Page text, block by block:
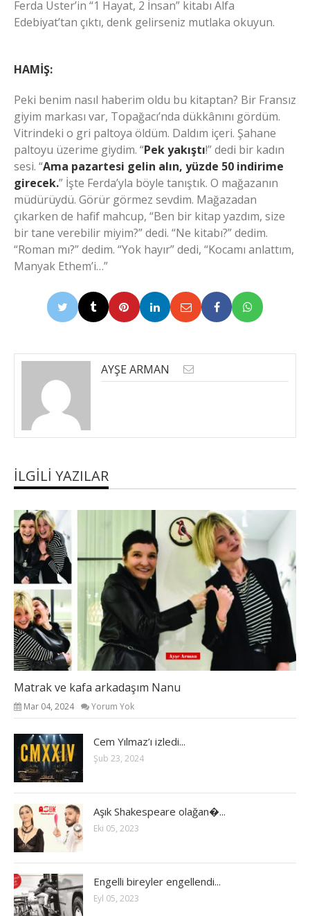
Ferda Üster’in “1 Hayat, 2 İnsan” kitabı Alfa
Edebiyat’tan çıktı, denk gelirseniz mutlaka okuyun.
HAMİŞ:
Peki benim nasıl haberim oldu bu kitaptan? Bir Fransız
giyim markası var, Topağacı’nda dükkânını gördüm.
Vitrindeki o gri paltoya öldüm. Daldım içeri. Şahane
paltoyu üzerime giydim. “Pek yakıştı!” dedi bir kadın
sesi. “Ama pazartesi gelin alın, yüzde 50 indirime
girecek.” İşte Ferda’yla böyle tanıştık. O mağazanın
müdürüydü. Görür görmez sevdim. Mağazadan
çıkarken de hafif mahcup, “Ben bir kitap yazdım, size
bir tane verebilir miyim?” dedi. “Ne kitabı?” dedim.
“Roman mı?” dedim. “Yok hayır” dedi, “Kocamı anlattım,
Manyak Ethem’i…”
AYŞE ARMAN
İLGILI YAZILAR
Matrak ve kafa arkadaşım Nanu
Mar 04, 2024 Yorum Yok
Cem Yılmaz’ı izledi...
Şub 23, 2024
Aşık Shakespeare olağan�...
Eki 05, 2023
Engelli bireyler engellendi...
Eyl 05, 2023